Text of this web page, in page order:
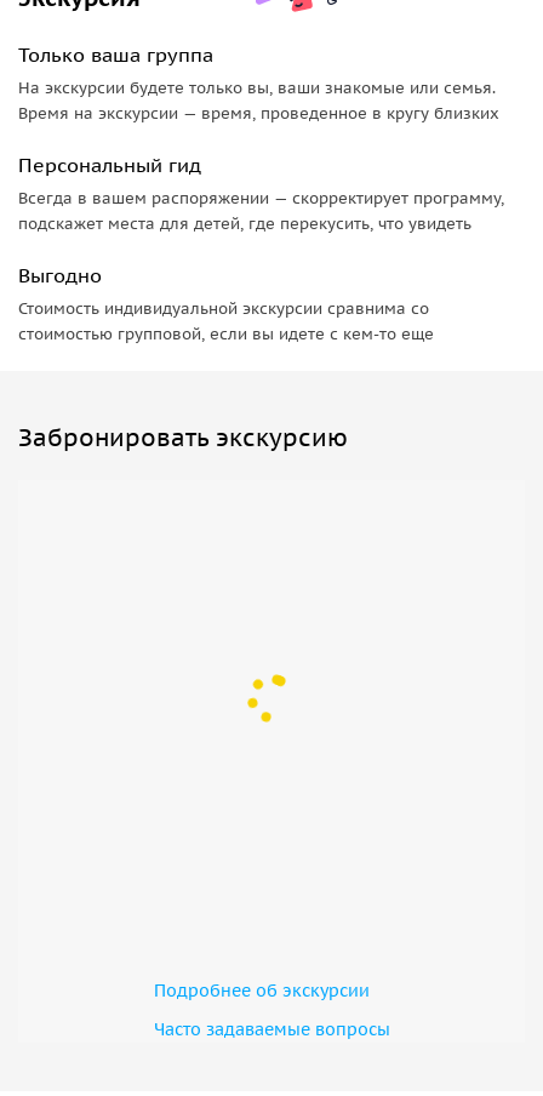
Только ваша группа
На экскурсии будете только вы, ваши знакомые или семья.
Время на экскурсии — время, проведенное в кругу близких
Персональный гид
Всегда в вашем распоряжении — скорректирует программу,
подскажет места для детей, где перекусить, что увидеть
Выгодно
Стоимость индивидуальной экскурсии сравнима со
стоимостью групповой, если вы идете с кем-то еще
Забронировать экскурсию
Подробнее об экскурсии
Часто задаваемые вопросы